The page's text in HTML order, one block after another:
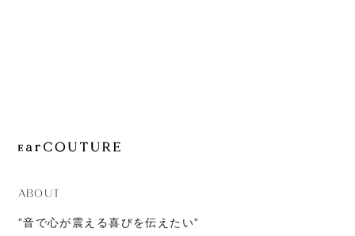
ABOUT
”音で心が震える喜びを伝えたい”